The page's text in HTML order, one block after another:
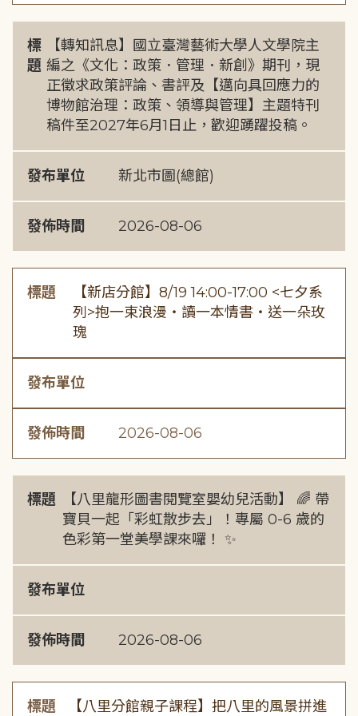
標
題
【轉知訊息】國立臺灣藝術大學人文學院主
編之《文化：政策．管理．新創》期刊，現
正徵求政策評論、書評及【邁向具回應力的
博物館治理：政策、領導與管理】主題特刊
稿件至2027年6月1日止，歡迎踴躍投稿。
發布單位 新北市圖(總館)
發佈時間 2026-08-06
標題
【新店分館】8/19 14:00-17:00 <七夕系
列>抱一束浪漫・讀一本情書・送一朵玫
瑰
發布單位
發佈時間 2026-08-06
標題
【八里龍形圖書閱覽室嬰幼兒活動】 🌈 帶
寶貝一起「彩虹散步去」！專屬 0-6 歲的
色彩第一堂美學課來囉！ ✨
發布單位
發佈時間 2026-08-06
標題
【八里分館親子課程】把八里的風景拼進